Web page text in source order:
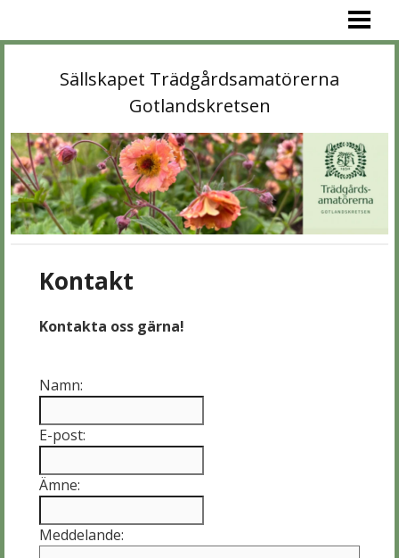
KONTAKT
OM OSS
GALLERI
STA»
Sällskapet Trädgårdsamatörerna
Gotlandskretsen
Kontakt
Kontakta oss gärna!
Namn:
E-post:
Ämne:
Meddelande: